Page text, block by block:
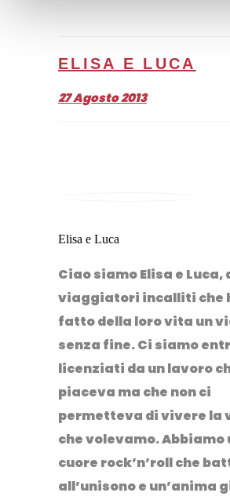
ELISA E LUCA
27 Agosto 2013
Elisa e Luca
Ciao siamo Elisa e Luca,
viaggiatori incalliti che
fatto della loro vita un
senza fine. Ci siamo
licenziati da un lavoro
piaceva ma che non ci
permetteva di vivere la
che volevamo. Abbiamo
cuore rock’n’roll che
all’unisono e un’anima